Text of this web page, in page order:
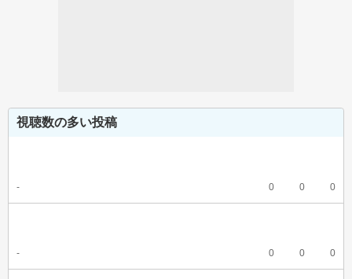
視聴数の多い投稿
- 0 0 0
- 0 0 0